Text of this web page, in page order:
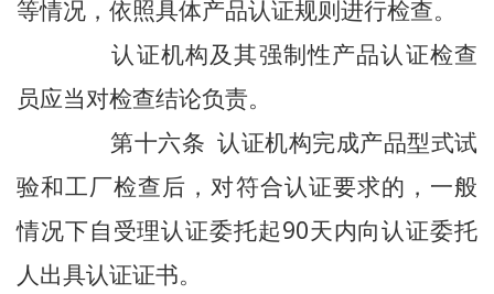
等情况，依照具体产品认证规则进行检查。
认证机构及其强制性产品认证检查
员应当对检查结论负责。
第十六条 认证机构完成产品型式试
验和工厂检查后，对符合认证要求的，一般
情况下自受理认证委托起90天内向认证委托
人出具认证证书。